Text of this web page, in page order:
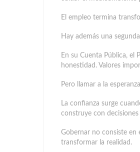
El empleo termina
Hay además una
En su Cuenta Pública, el
honestidad. Valores
Pero llamar a la
La confianza surge
construye con
Gobernar no consiste en
transformar la realidad.